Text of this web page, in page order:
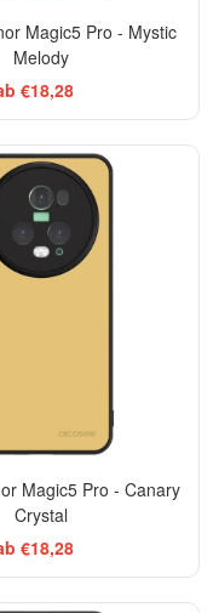
Magic5 Pro - Mystic
Melody
€18,28
Magic5 Pro - Canary
Crystal
€18,28